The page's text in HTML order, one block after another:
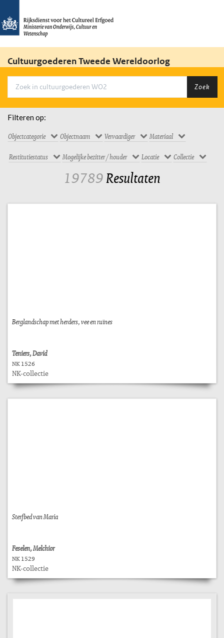
Cultuurgoederen Tweede Wereldoorlog
Zoek
Filteren op:
Objectcategorie Objectnaam Vervaardiger Materiaal
Restitutiestatus Mogelijke bezitter / houder Locatie Collectie
19789Resultaten
Berglandschap met herders, vee en ruïnes
Teniers, David
NK 1526
NK-collectie
Sterfbed van Maria
Feselen, Melchior
NK 1529
NK-collectie